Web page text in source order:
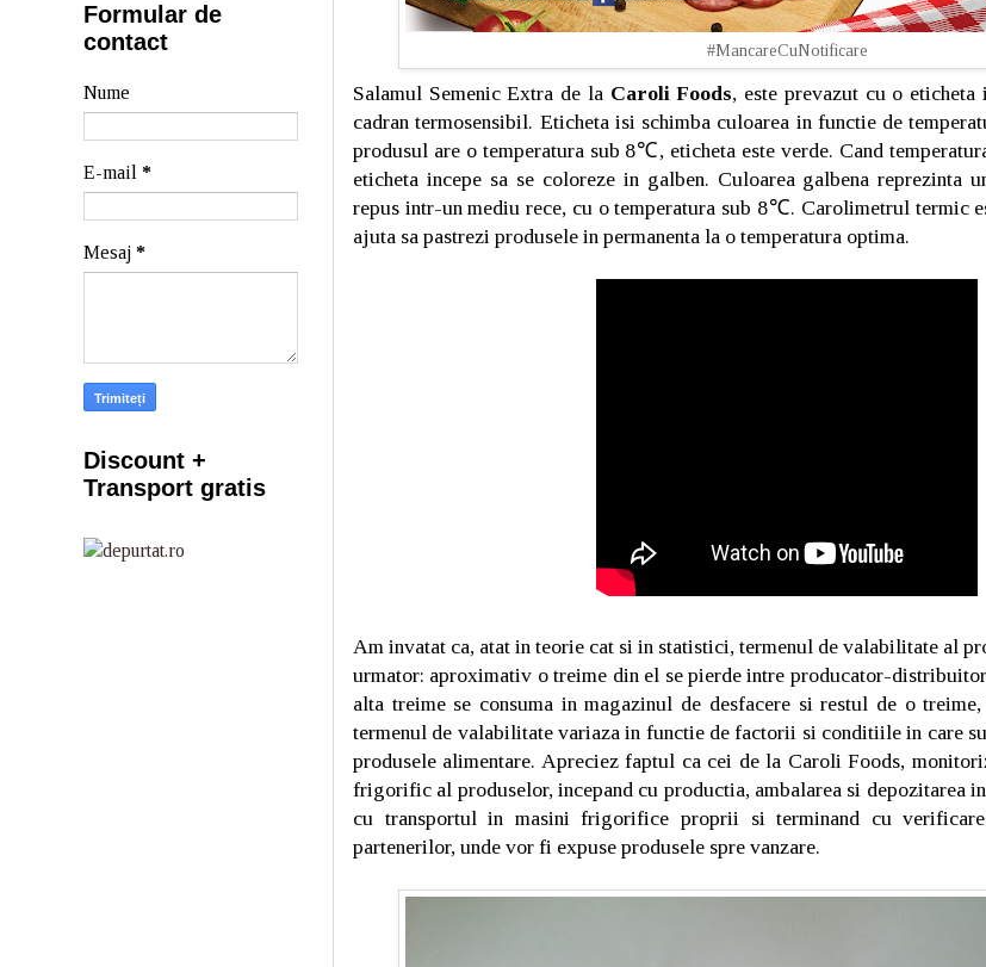
#MancareCuNotificare
Salamul Semenic Extra de la Caroli Foods, este prevazut cu o
cadran termosensibil. Eticheta isi schimba culoarea in functie de
produsul are o temperatura sub 8℃, eticheta este verde. Cand
eticheta incepe sa se coloreze in galben. Culoarea galbena reprezinta
repus intr-un mediu rece, cu o temperatura sub 8℃. Carolimetrul termic
ajuta sa pastrezi produsele in permanenta la o temperatura optima.
Am invatat ca, atat in teorie cat si in statistici, termenul de valabilitate al
urmator: aproximativ o treime din el se pierde intre producator-
alta treime se consuma in magazinul de desfacere si restul de o
termenul de valabilitate variaza in functie de factorii si conditiile in care
produsele alimentare. Apreciez faptul ca cei de la Caroli Foods,
frigorific al produselor, incepand cu productia, ambalarea si depozitarea
cu transportul in masini frigorifice proprii si terminand cu
partenerilor, unde vor fi expuse produsele spre vanzare.
Formular de
contact
Nume
E-mail *
Mesaj *
Discount +
Transport gratis